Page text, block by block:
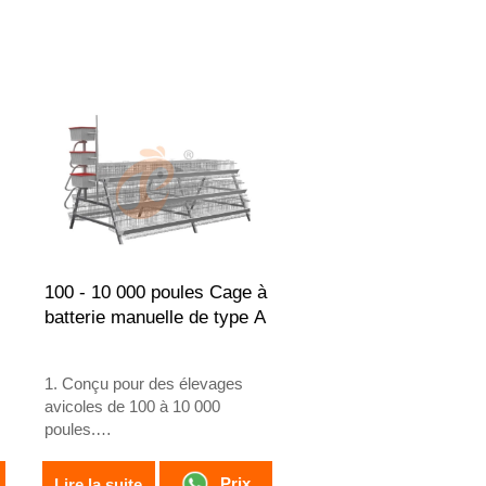
d’alimentation et de
production
5. Réception / WhatsApp :
+8618830120193
100 - 10 000 poules Cage à
batterie manuelle de type A
1. Conçu pour des élevages
avicoles de 100 à 10 000
poules.
pondeuses de 12 ou 16